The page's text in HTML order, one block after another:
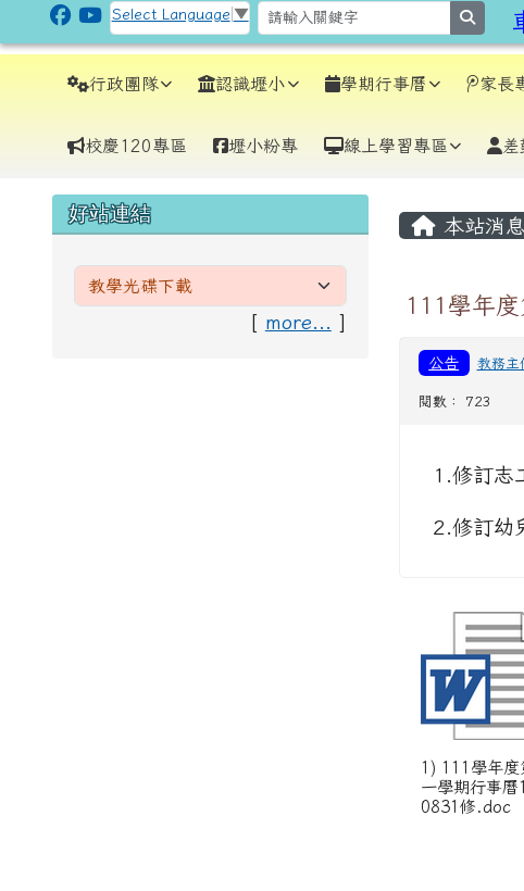
跳至主內容區
CLPS Site
Select Language ▼ search
機車
導覽列行政團隊 認識壢小 學期行事曆 家長
校慶120專區 壢小粉專 線上學習專區 差
左邊區域內容
好站連結
[ more... ]
主內容
本站消息
111學年
公告 教務主
閱數： 723
1.修訂志
2.修訂幼
1) 111學年度
一學期行事曆
0831修.doc
頁尾區域